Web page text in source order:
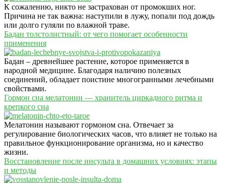
К сожалению, никто не застрахован от промокших ног.
Причина не так важна: наступили в лужу, попали под дождь
или долго гуляли по влажной траве.
Бадан толстолистный: от чего помогает особенности
применения
Бадан – древнейшее растение, которое применяется в
народной медицине. Благодаря наличию полезных
соединений, обладает поистине многогранными лечебными
свойствами.
Гормон сна мелатонин — хранитель циркадного ритма и
крепкого сна
Мелатонин называют гормоном сна. Отвечает за
регулирование биологических часов, что влияет не только на
правильное функционирование организма, но и качество
жизни.
Восстановление после инсульта в домашних условиях: этапы
и методы